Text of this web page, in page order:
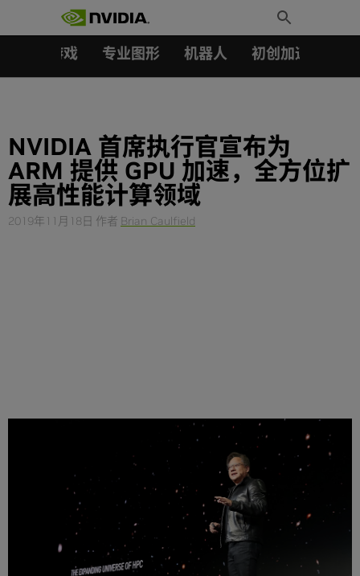
Toggle
Search
游戏 专业图形 机器人 初创加速会员成
NVIDIA 首席执行官宣布为
ARM 提供 GPU 加速，全方位扩
展高性能计算领域
2019年11月18日 作者 Brian Caulfield
黄仁勋先生详细阐述图形、模拟和 AI 三大领域的愿景交集，